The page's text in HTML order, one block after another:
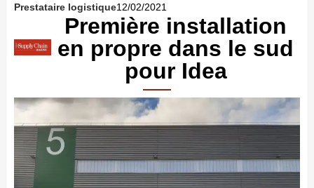
Première installation
en propre dans le sud
pour Idea
Prestataire logistique12/02/2021